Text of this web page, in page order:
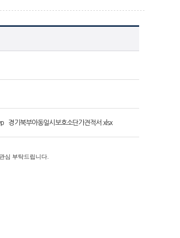
경기북부아동일시보호소단가견적서.xlsx
심 부탁드립니다.